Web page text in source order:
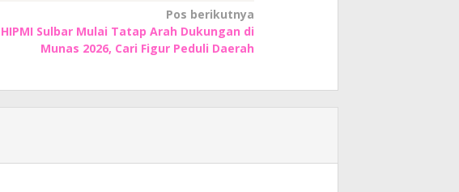
Pos berikutnya
HIPMI Sulbar Mulai Tatap Arah Dukungan di
Munas 2026, Cari Figur Peduli Daerah